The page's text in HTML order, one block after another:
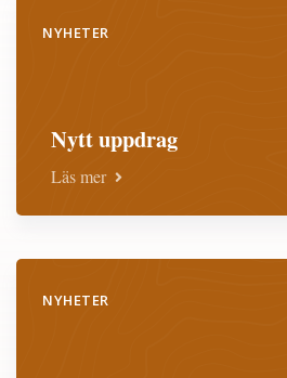
NYHETER
Nytt uppdrag
Läs mer
NYHETER